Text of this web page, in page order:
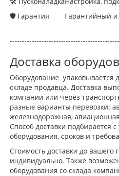
🛡 Гарантия
Гарантийный и
Доставка
Оборудование упаковывается
складе продавца. Доставка
компании или через
разные варианты перевозки:
железнодорожная,
Способ доставки подбирается
оборудования, сроков и
Стоимость доставки до вашего
индивидуально. Также
оборудования со склада